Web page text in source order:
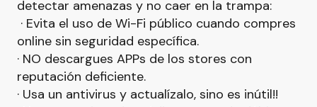
detectar amenazas y no caer en la trampa:
· Evita el uso de Wi-Fi público cuando compres
online sin seguridad específica.
· NO descargues APPs de los stores con
reputación deficiente.
· Usa un antivirus y actualízalo, sino es inútil!!